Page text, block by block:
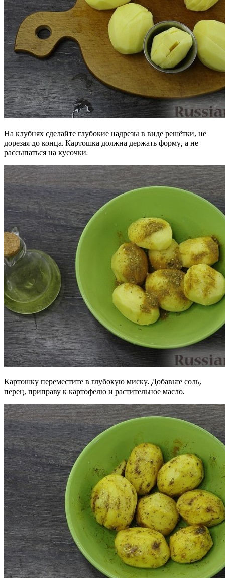
На клубнях сделайте глубокие надрезы в виде решётки, не
дорезая до конца. Картошка должна держать форму, а не
рассыпаться на кусочки.
Картошку переместите в глубокую миску. Добавьте соль,
перец, приправу к картофелю и растительное масло.